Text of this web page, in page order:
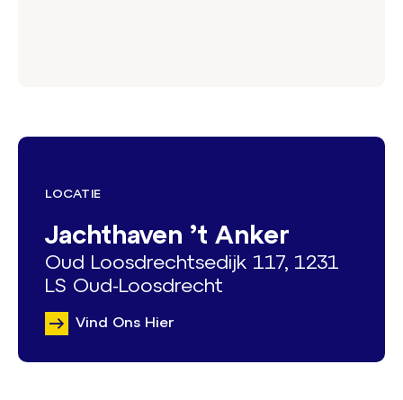
LOCATIE
Jachthaven ’t Anker
Oud Loosdrechtsedijk 117, 1231
LS Oud-Loosdrecht
Vind Ons Hier